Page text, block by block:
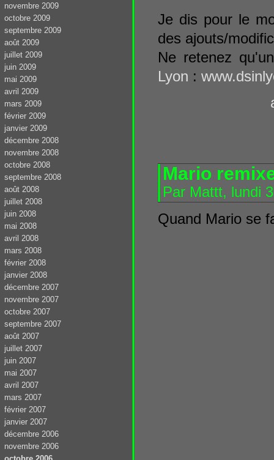
Je dis pour le
des ajouts/
Ne retenez
Lyon :
Mario
Par Mattt, lundi
Quand Mario se
novembre 2009
octobre 2009
septembre 2009
août 2009
juillet 2009
juin 2009
mai 2009
avril 2009
mars 2009
février 2009
janvier 2009
décembre 2008
novembre 2008
octobre 2008
septembre 2008
août 2008
juillet 2008
juin 2008
mai 2008
avril 2008
mars 2008
février 2008
janvier 2008
décembre 2007
novembre 2007
octobre 2007
septembre 2007
août 2007
juillet 2007
juin 2007
mai 2007
avril 2007
mars 2007
février 2007
janvier 2007
décembre 2006
novembre 2006